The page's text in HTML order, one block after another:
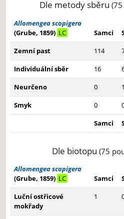
Dle metody sběru
Allomengea scopigera
(Grube, 1859) LC Samci
Zemní past
114
Individuální sběr
16
Neurčeno
0 1
Smyk
0
Samci
Dle biotopu (75
Allomengea scopigera
(Grube, 1859) LC Samci
Luční ostřicové
mokřady
1